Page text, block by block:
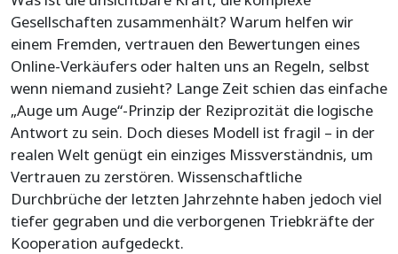
Gesellschaften zusammenhält? Warum helfen wir
einem Fremden, vertrauen den Bewertungen eines
Online-Verkäufers oder halten uns an Regeln, selbst
wenn niemand zusieht? Lange Zeit schien das einfache
„Auge um Auge“-Prinzip der Reziprozität die logische
Antwort zu sein. Doch dieses Modell ist fragil – in der
realen Welt genügt ein einziges Missverständnis, um
Vertrauen zu zerstören. Wissenschaftliche
Durchbrüche der letzten Jahrzehnte haben jedoch viel
tiefer gegraben und die verborgenen Triebkräfte der
Kooperation aufgedeckt.